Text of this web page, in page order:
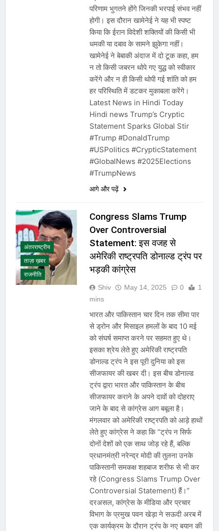
परिणाम भुगतने होंगे जिनकी भरपाई संभव नहीं
होगी। इस दौरान खामेनेई ने यह भी स्पष्ट
किया कि ईरान विदेशी शक्तियों की किसी भी
धमकी या दबाव के सामने झुकेगा नहीं।
खामेनेई ने बेबाकी अंदाज में दो टूक कहा, हम
न तो किसी जबरन थोपे गए युद्ध को स्वीकार
करेंगे और न ही किसी थोपी गई शांति को हम
हर परिस्थिति में डटकर मुकाबला करेंगे।
Latest News in Hindi Today
Hindi news Trump’s Cryptic
Statement Sparks Global Stir
#Trump #DonaldTrump
#USPolitics #CrypticStatement
#GlobalNews #2025Elections
#TrumpNews
आगे और पढ़ें
अंतरराष्ट्रीय
ताज़ा ख़बर
राजनीति
Congress Slams Trump
Over Controversial
Statement: इस वजह से
अमेरिकी राष्ट्रपति डोनाल्ड ट्रंप पर
भड़की कांग्रेस
Shiv May 14, 2025 0
1
mins
भारत और पाकिस्तान चार दिन तक सीमा पार
से ड्रोन और मिसाइल हमलों के बाद 10 मई
को संघर्ष समाप्त करने पर सहमत हुए थे।
इसका श्रेय लेते हुए अमेरिकी राष्ट्रपति
डोनाल्ड ट्रंप ने इस पूरी दुनिया को इस
सीजफायर की खबर दी। इस बीच डोनाल्ड
ट्रंप द्वारा भारत और पाकिस्तान के बीच
सीजफायर कराने के अपने दावों को दोहराए
जाने के बाद से कांग्रेस आग बबूला है।
मंगलवार को अमेरिकी राष्ट्रपति को आड़े हाथों
लेते हुए कांग्रेस ने कहा कि “ट्रंप न सिर्फ
दोनों देशों को एक साथ जोड़ रहे हैं, बल्कि
प्रधानमंत्री नरेन्द्र मोदी की तुलना उनके
पाकिस्तानी समकक्ष शहबाज शरीफ से भी कर
रहे (Congress Slams Trump Over
Controversial Statement) हैं।”
दरअसल, कांग्रेस के मीडिया और प्रचार
विभाग के प्रमुख पवन खेड़ा ने सऊदी अरब में
एक कार्यक्रम के दौरान ट्रंप के नए बयान की